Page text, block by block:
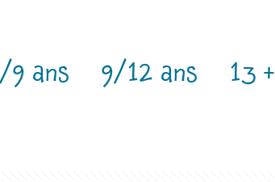
9 ans 9/12 ans 13 +